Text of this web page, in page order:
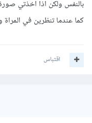
بالنفس ولكن اذا اخذتي
كما عندما تنظرين في المراة
اقتباس